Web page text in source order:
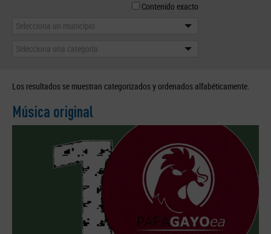
Contenido exacto
Selecciona un municipio
Selecciona una categoría
Los resultados se muestran categorizados y ordenados alfabéticamente.
Música original